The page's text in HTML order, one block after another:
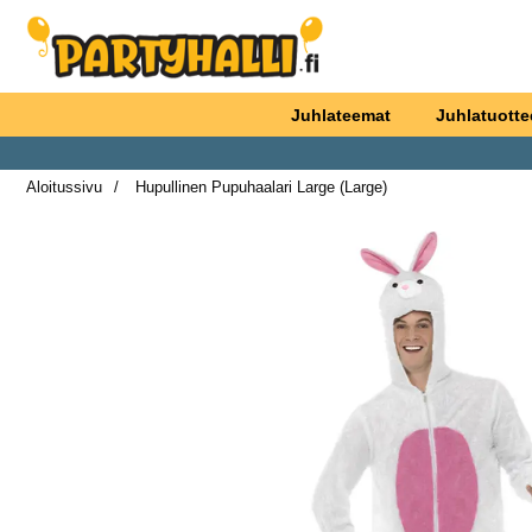
Ostoskori laajennettu Partyhallen AB
Juhlateemat
Aloitussivu
Hupullinen Pupuhaalari Large (Large)